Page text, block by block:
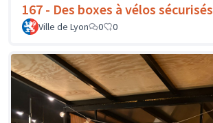
167 - Des boxes à vélos sécurisés
Ville de Lyon
0 0